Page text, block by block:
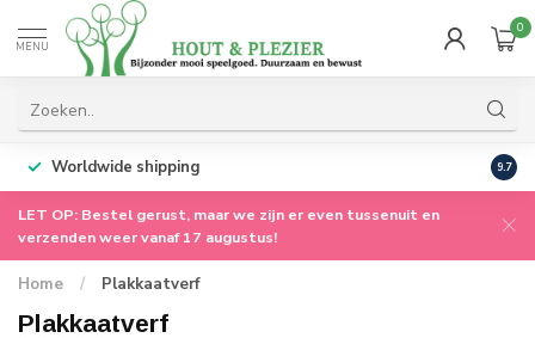
MENU
0
Worldwide shipping 9.7
LET OP: Bestel gerust, maar we zijn er even tussenuit en
verzenden weer vanaf 17 augustus!
Home / Plakkaatverf
Plakkaatverf